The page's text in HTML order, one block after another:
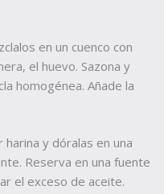
en un cuenco con
el huevo. Sazona y
homogénea. Añade la
harina y dóralas en una
Reserva en una fuente
el exceso de aceite.